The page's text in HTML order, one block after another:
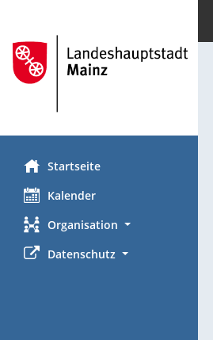
Startseite
Kalender
Organisation
Datenschutz